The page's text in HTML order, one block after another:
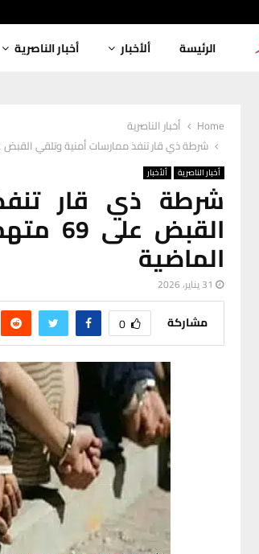
الرئيسة ألأخبار أخبار الناصرية
Home
أخبار الناصرية
شرطة ذي قار تنفذ ممارسات أمنية وتلقي القبض على 69 متهما ومخالفا خلال 24 ساعة
أخبار الناصرية ألأخبار
شرطة ذي قار
الماضية
31 يناير، 2026
مشاركة 0